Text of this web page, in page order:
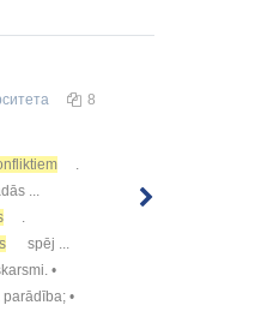
8
.
...
.
spēj ...
•
•